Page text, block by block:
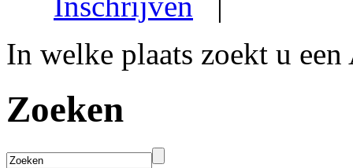
In welke plaats zoekt u
Zoeken